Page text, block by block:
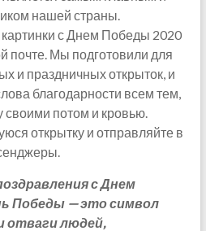
нашей страны.
с Днем Победы 2020
почте. Мы подготовили для
и праздничных открыток, и
благодарности всем тем,
своими потом и кровью.
открытку и отправляйте в
с Днем
Победы — это символ
отваги людей,